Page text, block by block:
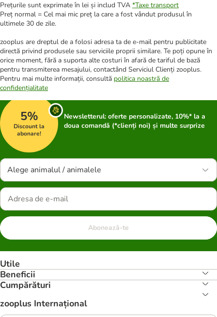
Prețurile sunt exprimate în lei și includ TVA *Taxe transport
Preț normal = Cel mai mic preț la care a fost vândut produsul în
ultimele 30 de zile.
zooplus are dreptul de a folosi adresa ta de e-mail pentru publicitate
directă privind produsele sau serviciile proprii similare. Te poți opune în
orice moment, fără a suporta alte costuri în afară de tariful de bază
pentru transmiterea mesajului, contactând Serviciul Clienți zooplus.
Pentru mai multe informații, consultă politica noastră de
confidențialitate
5%
Discount la
abonare!
Newsletterul: oferte personalizate, 10%* la a
doua comandă (*clienți noi) și multe surprize
Alege animalul / animalele
Abonează-te
Utile
Beneficii
Cumpărături
zooplus Internațional